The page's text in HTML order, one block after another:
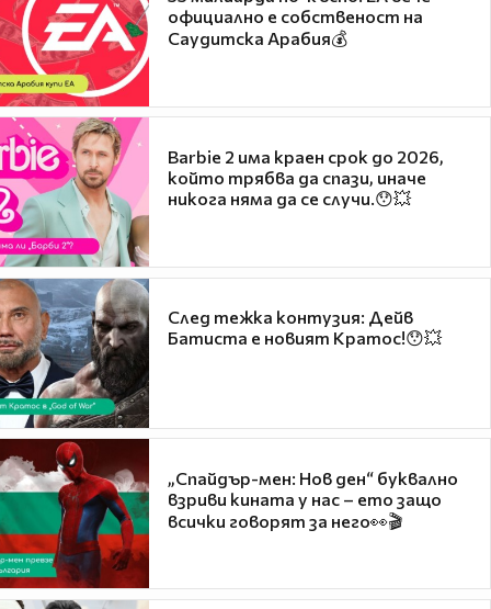
официално е собственост на
Саудитска Арабия💰
Barbie 2 има краен срок до 2026,
който трябва да спази, иначе
никога няма да се случи.😯💥
След тежка контузия: Дейв
Батиста е новият Кратос!😯💥
„Спайдър-мен: Нов ден“ буквално
взриви кината у нас – ето защо
всички говорят за него👀🎬